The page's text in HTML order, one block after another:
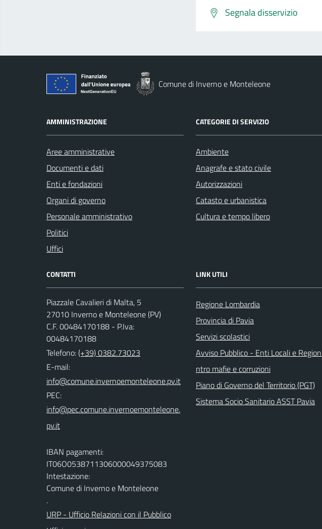
Segnala disservizio
Comune di Inverno e Monteleone
AMMINISTRAZIONE
Aree amministrative
Documenti e dati
Enti e fondazioni
Organi di governo
Personale amministrativo
Politici
Uffici
CATEGORIE DI SERVIZIO
Ambiente
Anagrafe e stato civile
Autorizzazioni
Catasto e urbanistica
Cultura e tempo libero
CONTATTI
Piazzale Cavalieri di Malta, 5
27010 Inverno e Monteleone (PV)
C.F. 00484170188 - P.Iva:
00484170188
Telefono:(+39) 0382.73023
E-mail:
PEC:
IBAN pagamenti:
IT06O0538711306000049375083
Intestazione:
Comune di Inverno e Monteleone
.
URP - Ufficio Relazioni con il Pubblico
LINK UTILI
Regione Lombardia
Provincia di Pavia
Servizi scolastici
Avviso Pubblico - Enti Locali e
ntro mafie e corruzioni
Piano di Governo del Territorio (PGT)
Sistema Socio Sanitario ASST Pavia